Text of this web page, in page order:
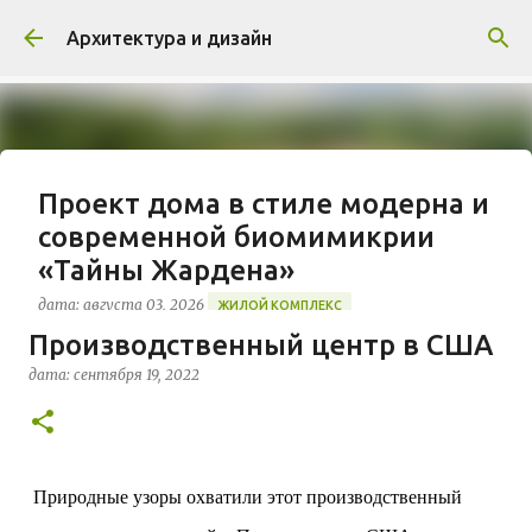
К основному контенту
Архитектура и дизайн
Проект дома в стиле модерна и
современной биомимикрии
«Тайны Жардена»
дата: августа 03, 2026 ЖИЛОЙ КОМПЛЕКС
В марте 2026 года в Монпелье завершилось
строительство знакового жилого комплекса
Architectures. Проект, расположенный на
интеграции современной архитектуры в
Производственный центр в США
дата: сентября 19, 2022
Природные узоры охватили этот производственный